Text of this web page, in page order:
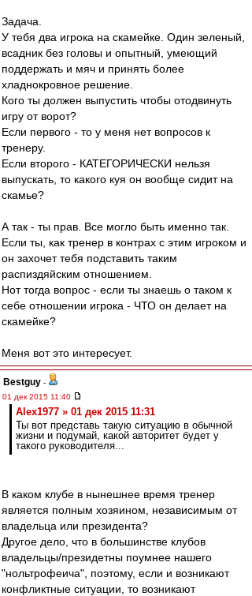
Задача.
У тебя два игрока на скамейке. Один зеленый,
всадник без головы и опытный, умеющий
поддержать и мяч и принять более
хладнокровное решение.
Кого ты должен выпустить чтобы отодвинуть
игру от ворот?
Если первого - то у меня нет вопросов к
тренеру.
Если второго - КАТЕГОРИЧЕСКИ нельзя
выпускать, то какого куя он вообще сидит на
скамье?
А так - ты прав. Все могло быть именно так.
Если ты, как тренер в контрах с этим игроком и
он захочет тебя подставить таким
распиздяйским отношением.
Нот тогда вопрос - если ты знаешь о таком к
себе отношении игрока - ЧТО он делает на
скамейке?
Меня вот это интересует.
Bestguy -
01 дек 2015 11:40
Alex1977 » 01 дек 2015 11:31
Ты вот представь такую ситуацию в обычной
жизни и подумай, какой авторитет будет у
такого руководителя...
В каком клубе в нынешнее время тренер
является полным хозяином, независимым от
владельца или президента?
Другое дело, что в большинстве клубов
владельцы/президетны поумнее нашего
"нольтрофеича", поэтому, если и возникают
конфликтные ситуации, то возникают